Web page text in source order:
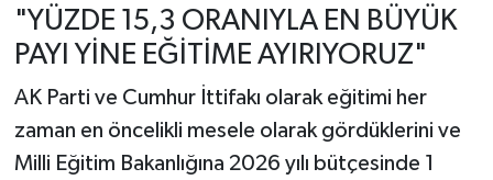
"YÜZDE 15,3 ORANIYLA EN BÜYÜK
PAYI YİNE EĞİTİME AYIRIYORUZ"
AK Parti ve Cumhur İttifakı olarak eğitimi her
zaman en öncelikli mesele olarak gördüklerini ve
Milli Eğitim Bakanlığına 2026 yılı bütçesinde 1